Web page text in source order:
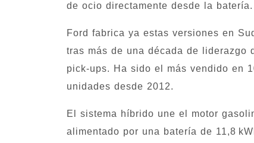
de ocio directamente desde la batería.
Ford fabrica ya estas versiones en
tras más de una década de liderazgo
pick‑ups. Ha sido el más vendido en
unidades desde 2012.
El sistema híbrido une el motor
alimentado por una batería de 11,8